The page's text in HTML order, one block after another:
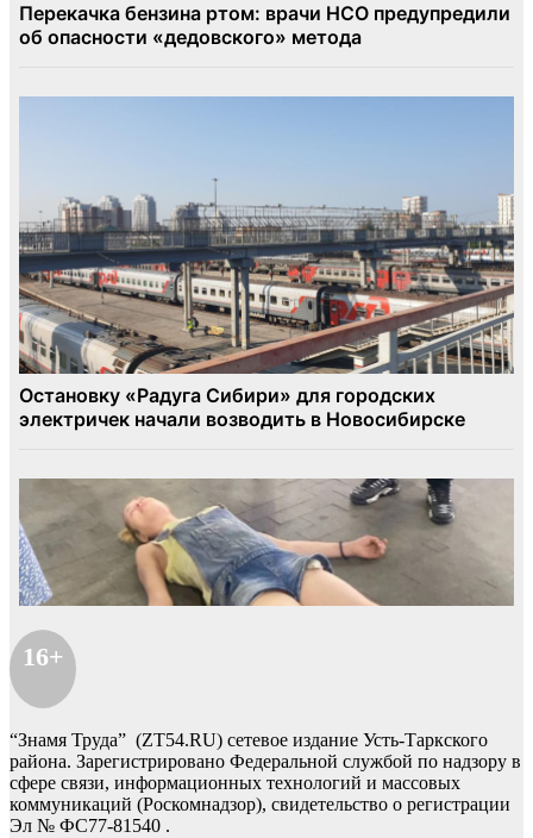
16+
“Знамя Труда” (ZT54.RU) сетевое издание Усть-Таркского
района. Зарегистрировано Федеральной службой по надзору в
сфере связи, информационных технологий и массовых
коммуникаций (Роскомнадзор), свидетельство о регистрации
Эл № ФС77-81540 .